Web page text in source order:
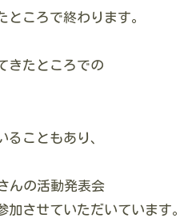
ころで終わります。
きたところでの
こともあり、
んの活動発表会
させていただいています。